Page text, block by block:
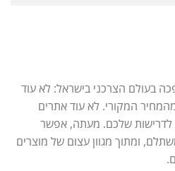
מהפכה בעולם הצרכני בישראל: לא עוד
מהמחיר המקורי. לא עוד אתרים
לדרישות שלכם. מעתה, אפשר
ומתוך מגוון עצום של מוצרים